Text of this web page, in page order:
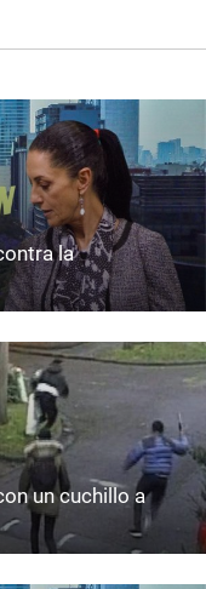
la
un cuchillo a